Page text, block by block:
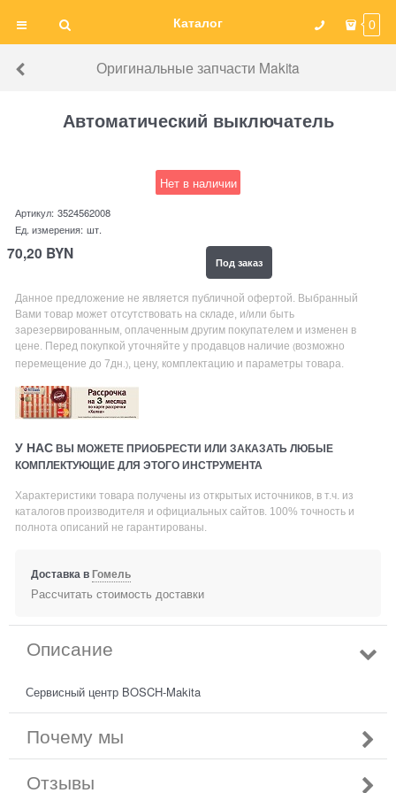
Каталог 0
Оригинальные запчасти Makita
Автоматический выключатель
Нет в наличии
Артикул: 3524562008
Ед. измерения: шт.
70,20 BYN Под заказ
Данное предложение не является публичной офертой. Выбранный
Вами товар может отсутствовать на складе, и/или быть
зарезервированным, оплаченным другим покупателем и изменен в
цене. Перед покупкой уточняйте у продавцов наличие(возможно
перемещение до 7дн .) , цену, комплектацию и параметры товара.
У НАС ВЫ МОЖЕТЕ ПРИОБРЕСТИ ИЛИ ЗАКАЗАТЬ ЛЮБЫЕ
КОМПЛЕКТУЮЩИЕ ДЛЯ ЭТОГО ИНСТРУМЕНТА
Характеристики товара получены из открытых источников, в т.ч. из
каталогов производителя и официальных сайтов. 100% точность и
полнота описаний не гарантированы.
Доставка вГомель
Рассчитать стоимость доставки
Описание
Сервисный центр BOSCH-Makita
Почему мы
Отзывы